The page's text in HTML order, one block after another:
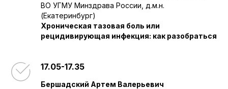
ВО УГМУ Минздрава России, д.м.н.
(Екатеринбург)
Хроническая тазовая боль или
рецидивирующая инфекция: как разобраться
17.05-17.35
Бершадский Артем Валерьевич